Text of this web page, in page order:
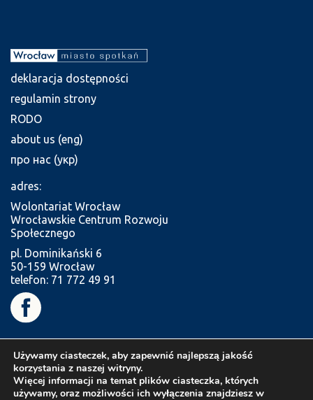
deklaracja dostępności
regulamin strony
RODO
about us (eng)
про нас (укр)
adres:
Wolontariat Wrocław
Wrocławskie Centrum Rozwoju
Społecznego
pl. Dominikański 6
50-159 Wrocław
telefon: 71 772 49 91
Używamy ciasteczek, aby zapewnić najlepszą jakość
korzystania z naszej witryny.
Więcej informacji na temat plików ciasteczka, których
używamy, oraz możliwości ich wyłączenia znajdziesz w